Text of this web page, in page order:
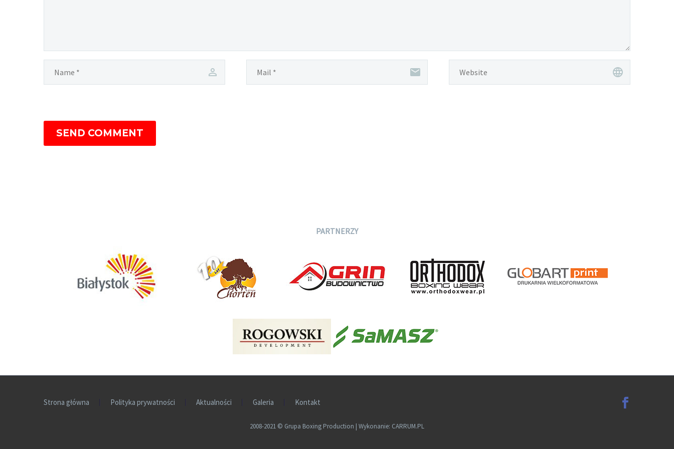
SEND COMMENT
PARTNERZY
Strona główna Polityka prywatności Aktualności Galeria Kontakt
2008-2021 © Grupa Boxing Production | Wykonanie: CARRUM.PL